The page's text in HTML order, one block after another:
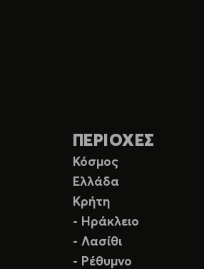
ΠΕΡΙΟΧΕΣ
Κόσμος
Ελλάδα
Κρήτη
- Ηράκλειο
- Λασίθι
- Ρέθυμνο